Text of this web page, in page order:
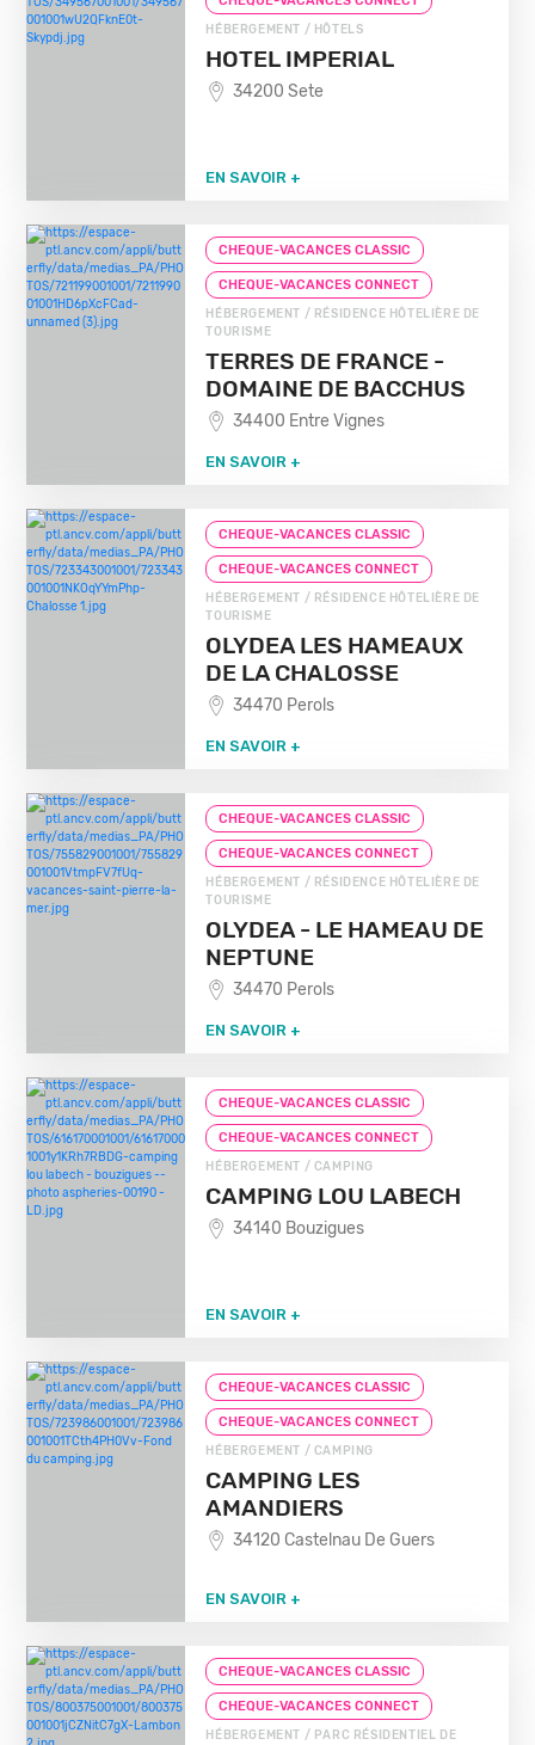
HÉBERGEMENT / HÔTELS
HOTEL IMPERIAL
34200 Sete
EN SAVOIR +
CHEQUE-VACANCES CLASSIC
CHEQUE-VACANCES CONNECT
HÉBERGEMENT / RÉSIDENCE HÔTELIÈRE DE
TOURISME
TERRES DE FRANCE -
DOMAINE DE BACCHUS
34400 Entre Vignes
EN SAVOIR +
CHEQUE-VACANCES CLASSIC
CHEQUE-VACANCES CONNECT
HÉBERGEMENT / RÉSIDENCE HÔTELIÈRE DE
TOURISME
OLYDEA LES HAMEAUX
DE LA CHALOSSE
34470 Perols
EN SAVOIR +
CHEQUE-VACANCES CLASSIC
CHEQUE-VACANCES CONNECT
HÉBERGEMENT / RÉSIDENCE HÔTELIÈRE DE
TOURISME
OLYDEA - LE HAMEAU DE
NEPTUNE
34470 Perols
EN SAVOIR +
CHEQUE-VACANCES CLASSIC
CHEQUE-VACANCES CONNECT
HÉBERGEMENT / CAMPING
CAMPING LOU LABECH
34140 Bouzigues
EN SAVOIR +
CHEQUE-VACANCES CLASSIC
CHEQUE-VACANCES CONNECT
HÉBERGEMENT / CAMPING
CAMPING LES
AMANDIERS
34120 Castelnau De Guers
EN SAVOIR +
CHEQUE-VACANCES CLASSIC
CHEQUE-VACANCES CONNECT
HÉBERGEMENT / PARC RÉSIDENTIEL DE